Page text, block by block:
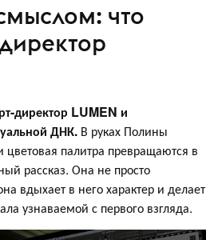
что
директор LUMEN и
ДНК. В руках Полины
палитра превращаются в
рассказ. Она не просто
вдыхает в него характер и делает
узнаваемой с первого взгляда.